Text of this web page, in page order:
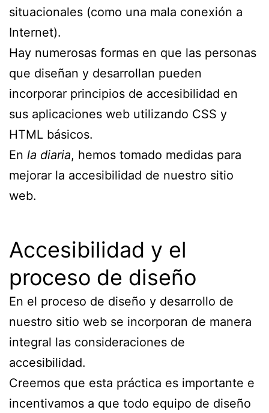
situacionales (como una mala conexión a
Internet).
Hay numerosas formas en que las personas
que diseñan y desarrollan pueden
incorporar principios de accesibilidad en
sus aplicaciones web utilizando CSS y
HTML básicos.
En la diaria, hemos tomado medidas para
mejorar la accesibilidad de nuestro sitio
web.
Accesibilidad y el
proceso de diseño
En el proceso de diseño y desarrollo de
nuestro sitio web se incorporan de manera
integral las consideraciones de
accesibilidad.
Creemos que esta práctica es importante e
incentivamos a que todo equipo de diseño